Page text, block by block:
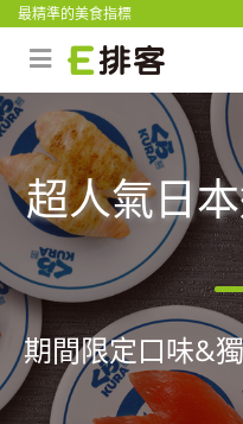
最精準的美食指標
超人氣日
期間限定口味&